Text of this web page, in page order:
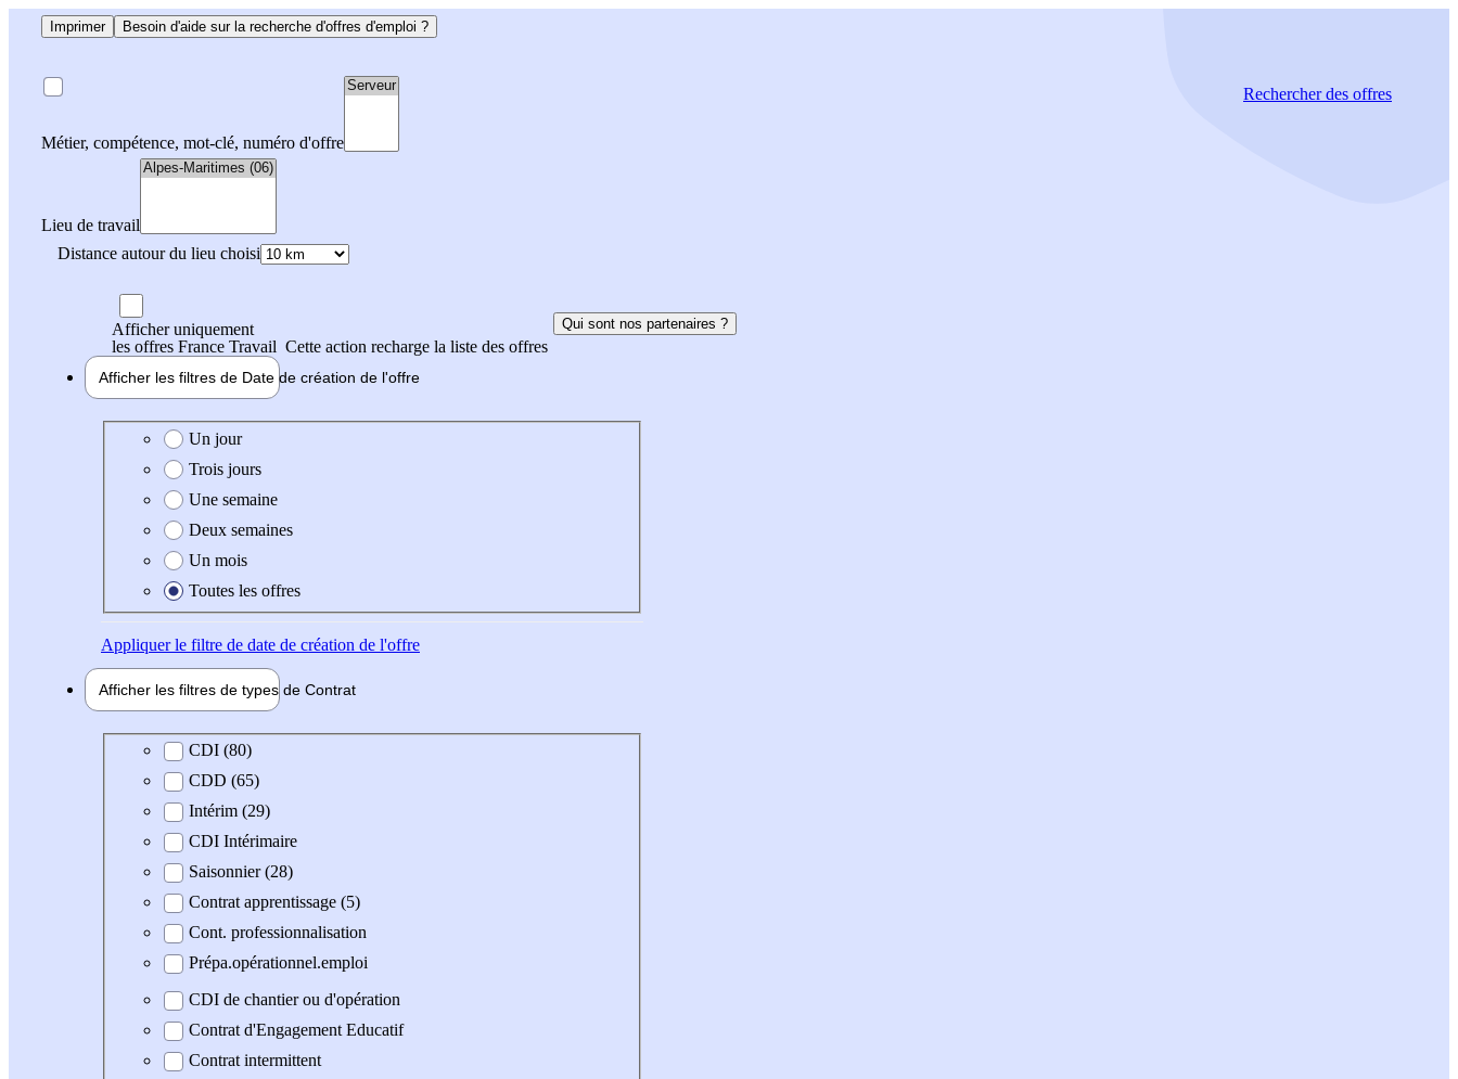
Imprimer Besoin d'aide sur la recherche d'offres d'emploi ?
Métier, compétence, mot-clé, numéro d'offre
Lieu de travail
Distance autour du lieu choisi
Rechercherdes offres
Afficher uniquement
les offres France Travail Cette action recharge la liste des offres
Qui sont nos partenaires ?
Afficher les filtres de Date de création de l'offre
Date de création de l'offre
Un jour
Trois jours
Une semaine
Deux semaines
Un mois
Toutes les offres
Appliquerle filtre de date de création de l'offre
Afficher les filtres de types de Contrat
Type de contratCDI (80)
CDD (65)
Intérim (29)
CDI Intérimaire
Saisonnier (28)
Contrat apprentissage (5)
Cont. professionnalisation
Prépa.opérationnel.emploi
CDI de chantier ou d'opération
Contrat d'Engagement Educatif
Contrat intermittent